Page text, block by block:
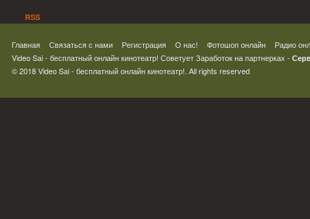
RSS
Главная Связаться с нами Регистрация О нас! Фотошоп онлайн
Радио
Video Sai - бесплатный онлайн кинотеатр! СоветуетЗаработок на партнерках -
© 2018 Video Sai - бесплатный онлайн кинотеатр!. All rights reserved